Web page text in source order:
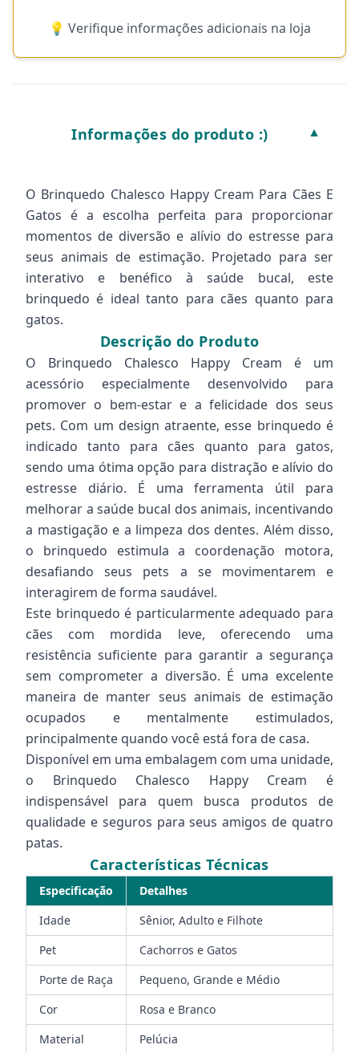
💡 Verifique informações adicionais na loja
Informações do produto :) ▼
O Brinquedo Chalesco Happy Cream Para Cães E
Gatos é a escolha perfeita para proporcionar
momentos de diversão e alívio do estresse para
seus animais de estimação. Projetado para ser
interativo e benéfico à saúde bucal, este
brinquedo é ideal tanto para cães quanto para
gatos.
Descrição do Produto
O Brinquedo Chalesco Happy Cream é um
acessório especialmente desenvolvido para
promover o bem-estar e a felicidade dos seus
pets. Com um design atraente, esse brinquedo é
indicado tanto para cães quanto para gatos,
sendo uma ótima opção para distração e alívio do
estresse diário. É uma ferramenta útil para
melhorar a saúde bucal dos animais, incentivando
a mastigação e a limpeza dos dentes. Além disso,
o brinquedo estimula a coordenação motora,
desafiando seus pets a se movimentarem e
interagirem de forma saudável.
Este brinquedo é particularmente adequado para
cães com mordida leve, oferecendo uma
resistência suficiente para garantir a segurança
sem comprometer a diversão. É uma excelente
maneira de manter seus animais de estimação
ocupados e mentalmente estimulados,
principalmente quando você está fora de casa.
Disponível em uma embalagem com uma unidade,
o Brinquedo Chalesco Happy Cream é
indispensável para quem busca produtos de
qualidade e seguros para seus amigos de quatro
patas.
Características Técnicas
Especificação
Detalhes
Idade
Sênior, Adulto e Filhote
Pet
Cachorros e Gatos
Porte de Raça
Pequeno, Grande e Médio
Cor
Rosa e Branco
Material
Pelúcia